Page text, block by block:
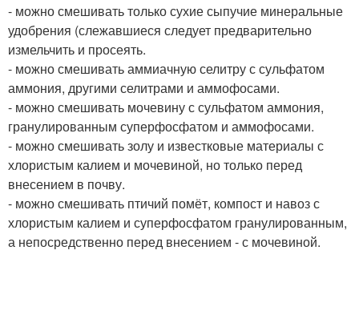
- можно смешивать только сухие сыпучие минеральные
удобрения (слежавшиеся следует предварительно
измельчить и просеять.
- можно смешивать аммиачную селитру с сульфатом
аммония, другими селитрами и аммофосами.
- можно смешивать мочевину с сульфатом аммония,
гранулированным суперфосфатом и аммофосами.
- можно смешивать золу и известковые материалы с
хлористым калием и мочевиной, но только перед
внесением в почву.
- можно смешивать птичий помёт, компост и навоз с
хлористым калием и суперфосфатом гранулированным,
а непосредственно перед внесением - с мочевиной.